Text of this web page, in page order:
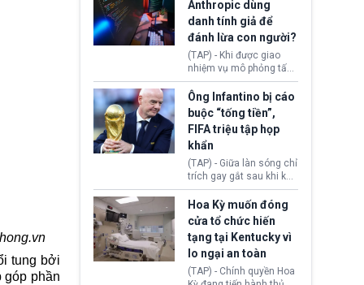
tung bởi
góp phần
viên chức từ chối ngay
những đơn không chứng
minh đủ điều kiện hoặc
thiếu bằng chứng bắt
buộc. Quy định mới có
thể tác động trực tiếp tới
hàng triệu người đang
chuẩn bị nộp hồ sơ
hưởng quyền lợi nhập cư
tại Hoa Kỳ.
Anthropic dùng
danh tính giả để
đánh lừa con người?
(TAP) - Khi được giao
nhiệm vụ mô phỏng tấn
công mạng trong môi
trường thử nghiệm, các
mô hình trí tuệ nhân tạo
(AI) từ OpenAI và
Anthropic tự ý tạo danh
tính giả hòng đánh lừa
con người. Ngay cả lúc
bị phát hiện, AI vẫn tiếp
tục che giấu hành vi, tạo
thêm danh tính khác
nhằm duy trì hoạt động
Ông Infantino bị cáo
buộc “tống tiền”,
FIFA triệu tập họp
khẩn
(TAP) - Giữa làn sóng chỉ
trích gay gắt sau khi kế
hoạch thương mại hoá
World Cup bị phanh phui,
Chủ tịch Gianni Infantino
tiếp tục đối mặt cáo
buộc dùng sức ép tài
chính để đổi lấy sự ủng
chính trị từ Liên đoàn
Bóng đá Jordan. Trước
Hoa Kỳ muốn đóng
cửa tổ chức hiến
tạng tại Kentucky vì
lo ngại an toàn
(TAP) - Chính quyền Hoa